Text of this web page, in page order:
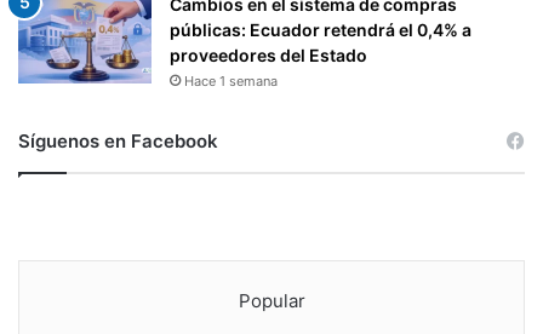
públicas: Ecuador retendrá el 0,4% a
proveedores del Estado
Hace 1 semana
Síguenos en Facebook
Popular